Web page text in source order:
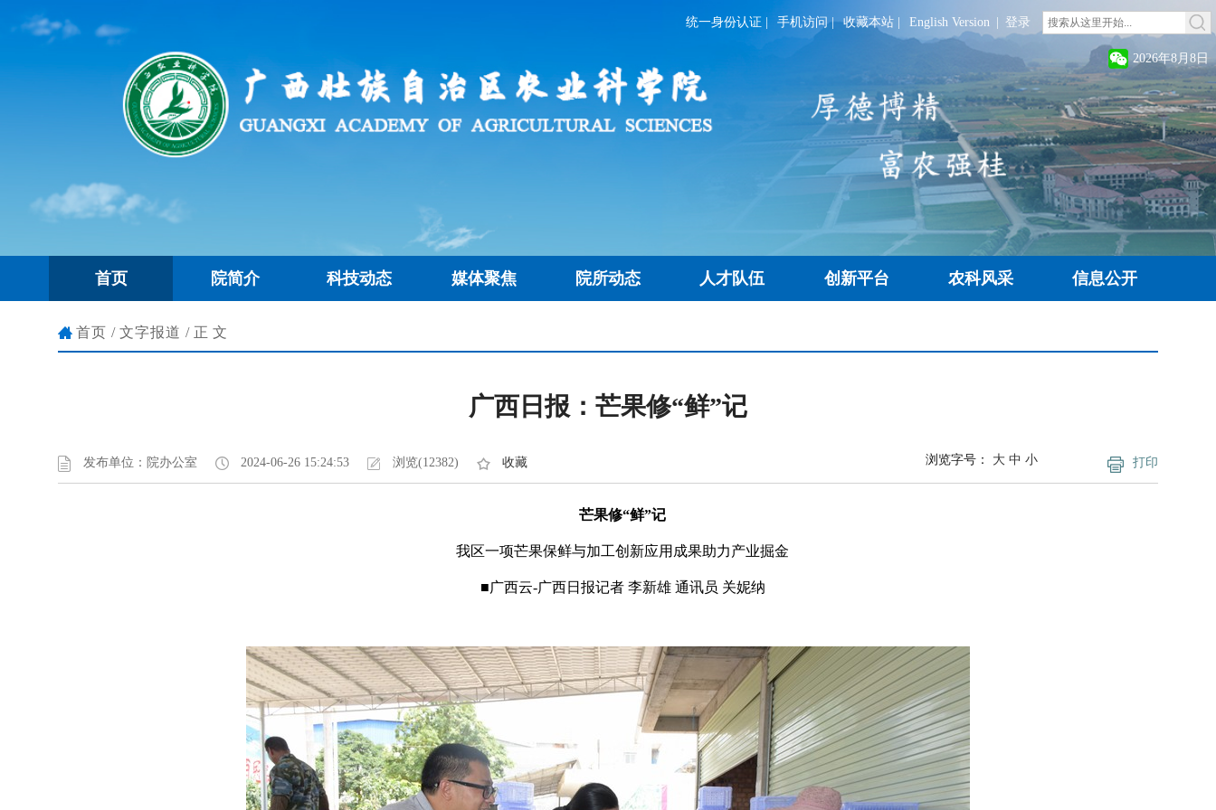
统一身份认证 手机访问| 收藏本站 English Version 登录
2026年8月8日
首页 院简介 科技动态 媒体聚焦 院所动态 人才队伍 创新平台 农科风采 信息公开
首页 / 文字报道 /正文
广西日报：芒果修“鲜”记
发布单位：院办公室 2024-06-26 15:24:53 浏览(12382) 收藏 打印
浏览字号： 大 中 小
芒果修“鲜”记
我区一项芒果保鲜与加工创新应用成果助力产业掘金
■广西云-广西日报记者 李新雄 通讯员 关妮纳